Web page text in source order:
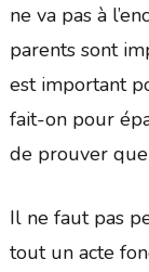
ne va pas à
parents sont
est important
fait-on pour
de prouver
Il ne faut pas
tout un acte